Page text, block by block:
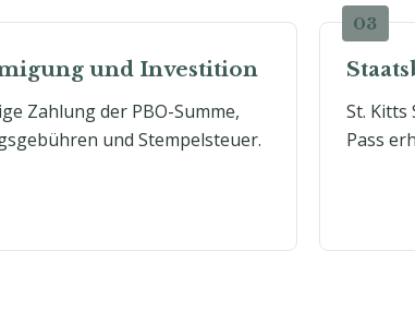
und Investition
Zahlung der PBO-Summe,
und Stempelsteuer.
St.
Pass